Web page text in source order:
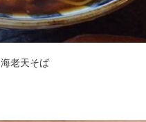
海老天そば